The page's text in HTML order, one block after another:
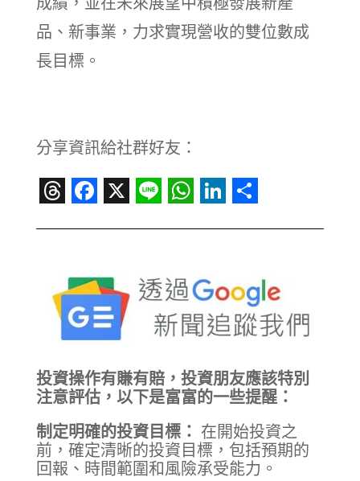
品、新事業，力求實現營收的雙位數成
長目標。
分享資訊給社群好友：
投資操作有賺有賠，投資朋友應該特別
注意評估，以下是富富的一些提醒：
制定明確的投資目標： 在開始投資之
前，確定清晰的投資目標，包括預期的
回報、時間範圍和風險承受能力。